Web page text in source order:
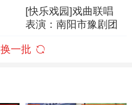
[快乐戏园]戏曲联唱
表演：南阳市豫剧团
换一批